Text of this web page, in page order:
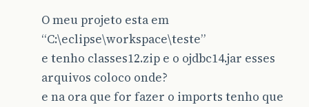
O meu projeto esta em
“C:\eclipse\workspace\teste”
e tenho classes12.zip e o ojdbc14.jar esses
arquivos coloco onde?
e na ora que for fazer o imports tenho que